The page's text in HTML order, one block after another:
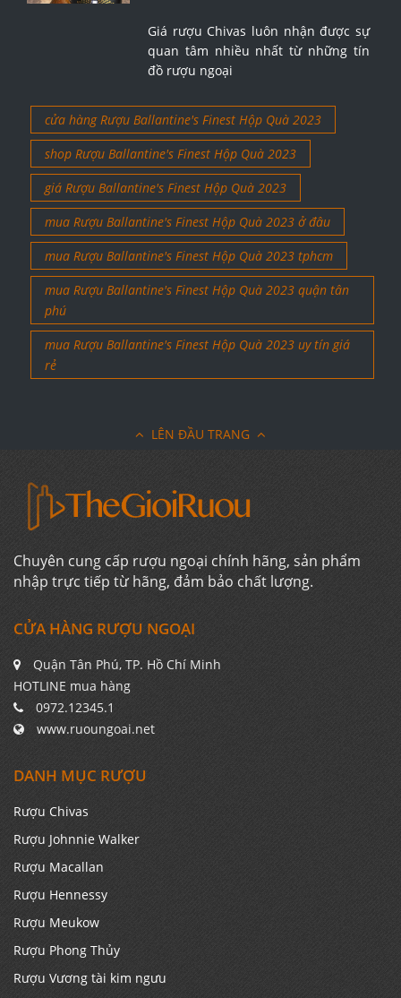
Giá rượu Chivas luôn nhận được sự
quan tâm nhiều nhất từ những tín
đồ rượu ngoại
cửa hàng Rượu Ballantine's Finest Hộp Quà 2023
shop Rượu Ballantine's Finest Hộp Quà 2023
giá Rượu Ballantine's Finest Hộp Quà 2023
mua Rượu Ballantine's Finest Hộp Quà 2023 ở đâu
mua Rượu Ballantine's Finest Hộp Quà 2023 tphcm
mua Rượu Ballantine's Finest Hộp Quà 2023 quận tân
phú
mua Rượu Ballantine's Finest Hộp Quà 2023 uy tín giá
rẻ
LÊN ĐẦU TRANG
Chuyên cung cấp rượu ngoại chính hãng, sản phẩm
nhập trực tiếp từ hãng, đảm bảo chất lượng.
CỬA HÀNG RƯỢU NGOẠI
Quận Tân Phú, TP. Hồ Chí Minh
HOTLINE mua hàng
0972.12345.1
www.ruoungoai.net
DANH MỤC RƯỢU
Rượu Chivas
Rượu Johnnie Walker
Rượu Macallan
Rượu Hennessy
Rượu Meukow
Rượu Phong Thủy
Rượu Vương tài kim ngưu